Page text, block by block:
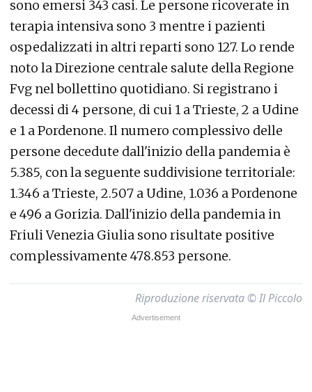
sono emersi 343 casi. Le persone ricoverate in
terapia intensiva sono 3 mentre i pazienti
ospedalizzati in altri reparti sono 127. Lo rende
noto la Direzione centrale salute della Regione
Fvg nel bollettino quotidiano. Si registrano i
decessi di 4 persone, di cui 1 a Trieste, 2 a Udine
e 1 a Pordenone. Il numero complessivo delle
persone decedute dall'inizio della pandemia è
5.385, con la seguente suddivisione territoriale:
1.346 a Trieste, 2.507 a Udine, 1.036 a Pordenone
e 496 a Gorizia. Dall'inizio della pandemia in
Friuli Venezia Giulia sono risultate positive
complessivamente 478.853 persone.
Riproduzione riservata © Il Piccolo